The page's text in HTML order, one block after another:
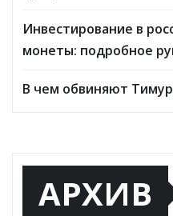
Инвестирование в
монеты: подробное
В чем обвиняют
АРХИВ